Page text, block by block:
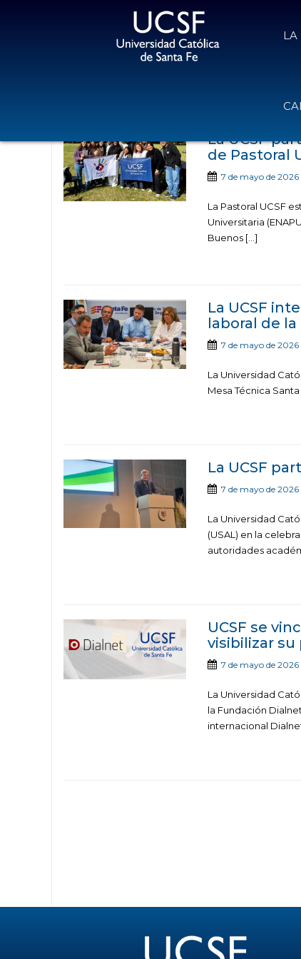
LA
La UCSF
de Pastoral
7 de mayo de 2026
La Pastoral UCSF
Universitaria
Buenos [...]
La UCSF
laboral de
7 de mayo de 2026
La Universidad
Mesa Técnica
La UCSF
7 de mayo de 2026
La Universidad
(USAL) en la
autoridades
UCSF se
visibilizar
7 de mayo de 2026
La Universidad
la Fundación
internacional